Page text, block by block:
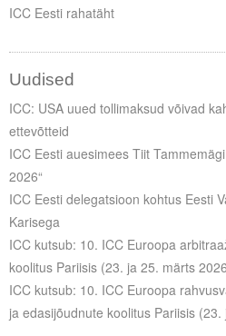
Incoterms® 2020
Abimaterjalid
ICC Eesti rahatäht
Uudised
ICC: USA uued tollimaksud võivad
ettevõtteid
ICC Eesti auesimees Tiit
2026“
ICC Eesti delegatsioon kohtus Eesti
Karisega
ICC kutsub: 10. ICC Euroopa
koolitus Pariisis (23. ja 25. märts
ICC kutsub: 10. ICC Euroopa
ja edasijõudnute koolitus Pariisis